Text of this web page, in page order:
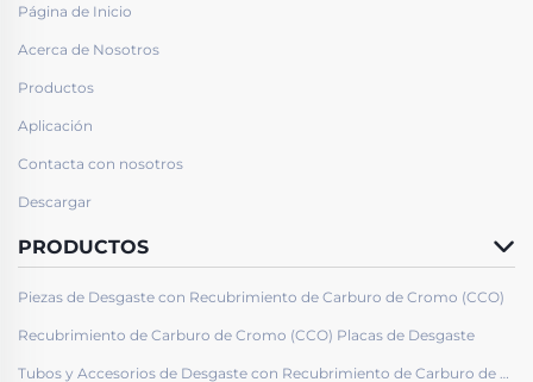
Página de Inicio
Acerca de Nosotros
Productos
Aplicación
Contacta con nosotros
Descargar
PRODUCTOS
Piezas de Desgaste con Recubrimiento de Carburo de Cromo (CCO)
Recubrimiento de Carburo de Cromo (CCO) Placas de Desgaste